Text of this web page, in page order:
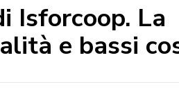
Isforcoop. La
e bassi